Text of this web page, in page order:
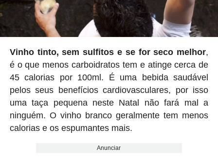
Vinho tinto, sem sulfitos e se for seco melhor,
é o que menos carboidratos tem e atinge cerca de
45 calorias por 100ml. É uma bebida saudável
pelos seus benefícios cardiovasculares, por isso
uma taça pequena neste Natal não fará mal a
ninguém. O vinho branco geralmente tem menos
calorias e os espumantes mais.
Anunciar